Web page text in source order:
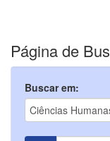
Página de
Buscar em: